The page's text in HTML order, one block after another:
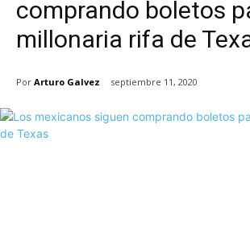
comprando boletos
millonaria rifa de
Por Arturo Galvez septiembre 11, 2020